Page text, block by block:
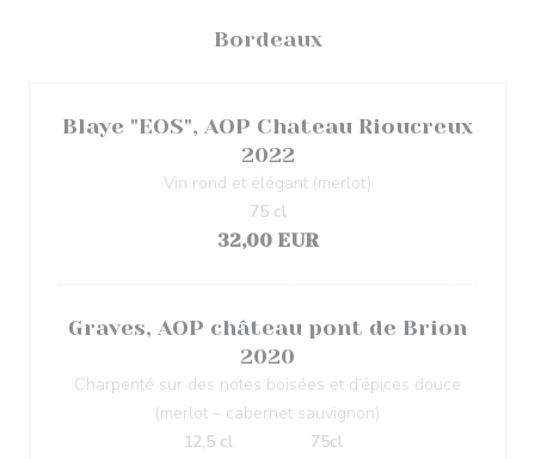
Bordeaux
Blaye "EOS", AOP Chateau Rioucreux
2022
Vin rond et élégant (merlot)
32,00 EUR
75 cl
Graves, AOP château pont de Brion
2020
Charpenté sur des notes boisées et d’épices douce
(merlot – cabernet sauvignon)
12,5 cl
75cl